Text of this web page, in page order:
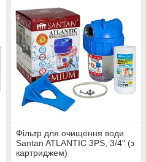
Фільтр для очищення води
Santan ATLANTIC 3PS, 3/4" (з
картриджем)